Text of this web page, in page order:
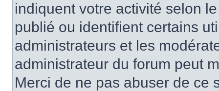
indiquent votre activité selon
publié ou identifient certains
administrateurs et les
administrateur du forum peut
Merci de ne pas abuser de ce